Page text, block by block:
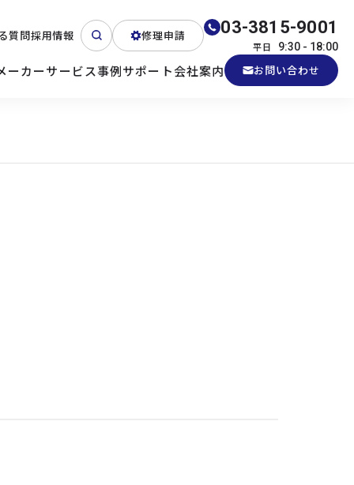
質問採用情報 修理申請 03-3815-9001
平日 9:30 - 18:00
産業用PC
ーカーサービス事例サポート会社案内 お問い合わせ